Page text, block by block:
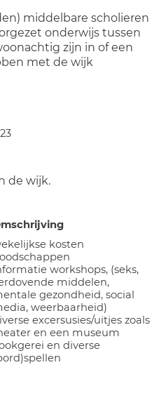
middelbare scholieren
onderwijs tussen
zijn in of een
met de wijk
de wijk.
kosten
workshops, (seks,
middelen,
gezondheid, social
weerbaarheid)
excersusies/uitjes zoals
en een museum
en diverse